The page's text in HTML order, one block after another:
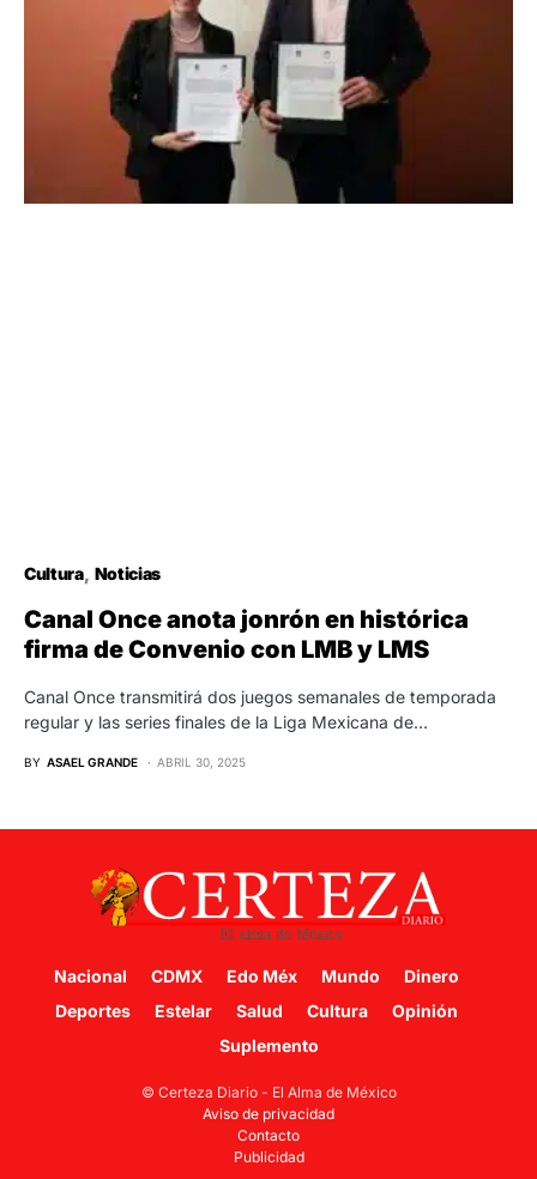
Cultura Noticias
Canal Once anota jonrón en histórica
firma de Convenio con LMB y LMS
Canal Once transmitirá dos juegos semanales de temporada
regular y las series finales de la Liga Mexicana de…
BY ASAEL GRANDE ABRIL 30, 2025
Nacional CDMX Edo Méx Mundo
Dinero
Deportes
Estelar Salud Cultura
Opinión
Suplemento
© Certeza Diario - El Alma de México
Aviso de privacidad
Contacto
Publicidad